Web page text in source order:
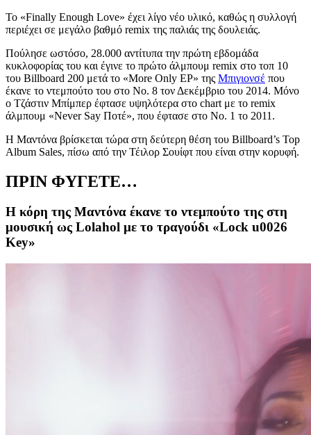
Το «Finally Enough Love» έχει λίγο νέο υλικό, καθώς η συλλογή
περιέχει σε μεγάλο βαθμό remix της παλιάς της δουλειάς.
Πούλησε ωστόσο, 28.000 αντίτυπα την πρώτη εβδομάδα
κυκλοφορίας του και έγινε το πρώτο άλμπουμ remix στο τοπ 10
του Billboard 200 μετά το «More Only EP» της Μπιγιονσέ που
έκανε το ντεμπούτο του στο Νο. 8 τον Δεκέμβριο του 2014. Μόνο
ο Τζάστιν Μπίμπερ έφτασε υψηλότερα στο chart με το remix
άλμπουμ «Never Say Ποτέ», που έφτασε στο Νο. 1 το 2011.
Η Μαντόνα βρίσκεται τώρα στη δεύτερη θέση του Billboard’s Top
Album Sales, πίσω από την Τέιλορ Σουίφτ που είναι στην κορυφή.
ΠΡΙΝ ΦΥΓΕΤΕ…
Η κόρη της Μαντόνα έκανε το ντεμπούτο της στη
μουσική ως Lolahol με το τραγούδι «Lock u0026
Key»